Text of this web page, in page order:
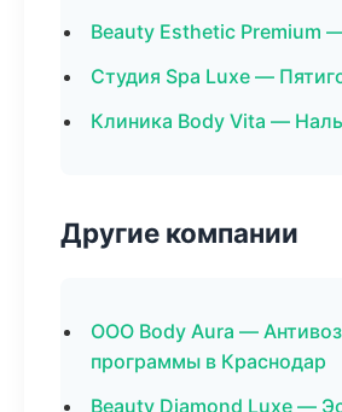
Beauty Esthetic Premium
Студия Spa Luxe —
Клиника Body Vita —
Другие компании
ООО Body Aura —
программы в Краснодар
Beauty Diamond Luxe —